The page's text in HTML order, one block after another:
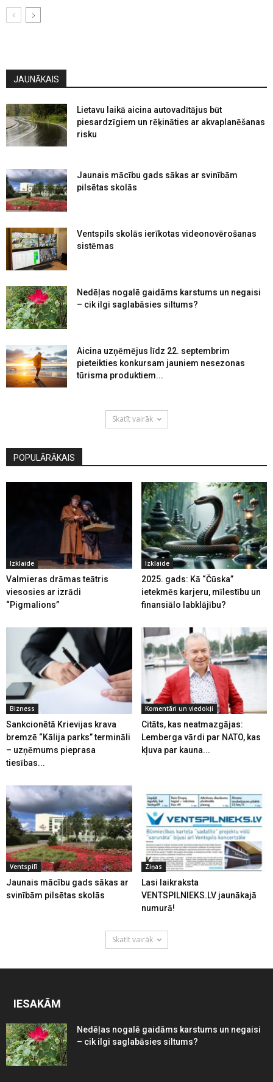
JAUNĀKAIS
Lietavu laikā aicina autovadītājus būt
piesardzīgiem un rēķināties ar akvaplanēšanas
risku
Jaunais mācību gads sākas ar svinībām
pilsētas skolās
Ventspils skolās ierīkotas videonovērošanas
sistēmas
Nedēļas nogalē gaidāms karstums un negaisi
– cik ilgi saglabāsies siltums?
Aicina uzņēmējus līdz 22. septembrim
pieteikties konkursam jauniem nesezonas
tūrisma produktiem...
Skatīt vairāk
POPULĀRĀKAIS
Izklaide
Valmieras drāmas teātris
viesosies ar izrādi
“Pigmalions”
Izklaide
2025. gads: Kā “Čūska”
ietekmēs karjeru, mīlestību un
finansiālo labklājību?
Bizness
Sankcionētā Krievijas krava
bremzē “Kālija parks” termināli
– uzņēmums pieprasa
tiesības...
Komentāri un viedokļi
Citāts, kas neatmazgājas:
Lemberga vārdi par NATO, kas
kļuva par kauna...
Ventspilī
Jaunais mācību gads sākas ar
svinībām pilsētas skolās
Ziņas
Lasi laikraksta
VENTSPILNIEKS.LV jaunākajā
numurā!
Skatīt vairāk
IESAKĀM
Nedēļas nogalē gaidāms karstums un negaisi
– cik ilgi saglabāsies siltums?